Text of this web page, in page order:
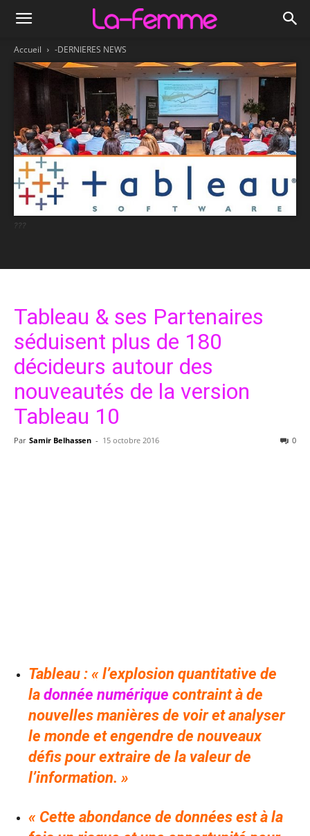
Accueil -DERNIERES NEWS
???
Tableau & ses Partenaires
séduisent plus de 180
décideurs autour des
nouveautés de la version
Tableau 10
Par Samir Belhassen - 15 octobre 2016 0
Tableau : « l’explosion quantitative de
la donnée numérique contraint à de
nouvelles manières de voir et analyser
le monde et engendre de nouveaux
défis pour extraire de la valeur de
l’information. »
« Cette abondance de données est à la